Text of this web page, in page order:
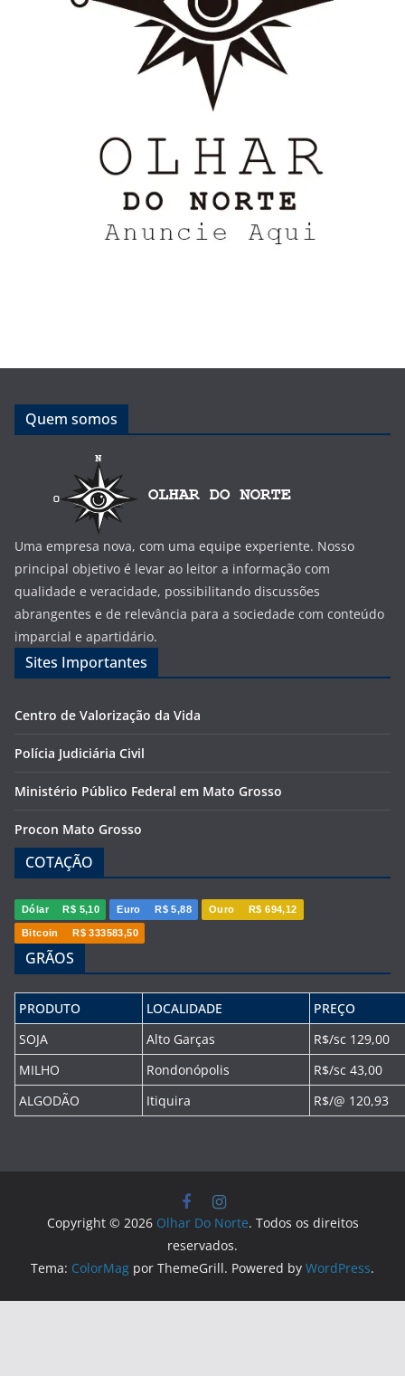
Quem somos
Uma empresa nova, com uma equipe experiente. Nosso
principal objetivo é levar ao leitor a informação com
qualidade e veracidade, possibilitando discussões
abrangentes e de relevância para a sociedade com conteúdo
imparcial e apartidário.
Sites Importantes
Centro de Valorização da Vida
Polícia Judiciária Civil
Ministério Público Federal em Mato Grosso
Procon Mato Grosso
COTAÇÃO
Dólar R$ 5,10 Euro R$ 5,88 Ouro R$ 694,12
Bitcoin R$ 333583,50
GRÃOS
PRODUTO LOCALIDADE
PREÇO
SOJA
Alto Garças
R$/sc 129,00
MILHO
Rondonópolis
R$/sc 43,00
ALGODÃO
Itiquira R$/@ 120,93
Copyright © 2026 Olhar Do Norte. Todos os direitos
reservados.
Tema: ColorMag por ThemeGrill. Powered by WordPress.